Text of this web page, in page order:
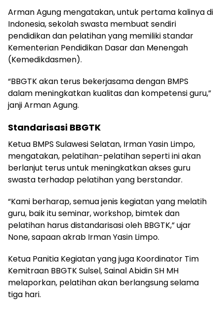
Arman Agung mengatakan, untuk pertama kalinya di
Indonesia, sekolah swasta membuat sendiri
pendidikan dan pelatihan yang memiliki standar
Kementerian Pendidikan Dasar dan Menengah
(Kemedikdasmen).
“BBGTK akan terus bekerjasama dengan BMPS
dalam meningkatkan kualitas dan kompetensi guru,”
janji Arman Agung.
Standarisasi BBGTK
Ketua BMPS Sulawesi Selatan, Irman Yasin Limpo,
mengatakan, pelatihan-pelatihan seperti ini akan
berlanjut terus untuk meningkatkan akses guru
swasta terhadap pelatihan yang berstandar.
“Kami berharap, semua jenis kegiatan yang melatih
guru, baik itu seminar, workshop, bimtek dan
pelatihan harus distandarisasi oleh BBGTK,” ujar
None, sapaan akrab Irman Yasin Limpo.
Ketua Panitia Kegiatan yang juga Koordinator Tim
Kemitraan BBGTK Sulsel, Sainal Abidin SH MH
melaporkan, pelatihan akan berlangsung selama
tiga hari.